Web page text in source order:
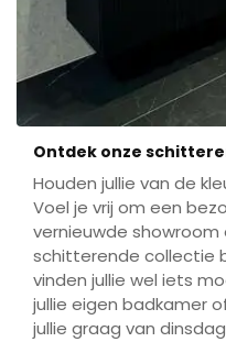
Ontdek onze
Houden jullie van de
Voel je vrij om een
vernieuwde
schitterende collectie
vinden jullie wel iets
jullie eigen badkamer
jullie graag van